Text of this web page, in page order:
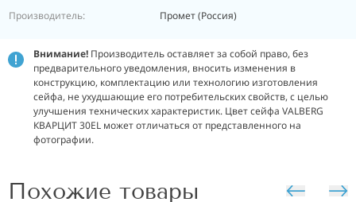
Производитель:
Промет (Россия)
Внимание! Производитель оставляет за собой право, без
предварительного уведомления, вносить изменения в
конструкцию, комплектацию или технологию изготовления
сейфа, не ухудшающие его потребительских свойств, с целью
улучшения технических характеристик. Цвет сейфа VALBERG
КВАРЦИТ 30EL может отличаться от представленного на
фотографии.
Похожие товары